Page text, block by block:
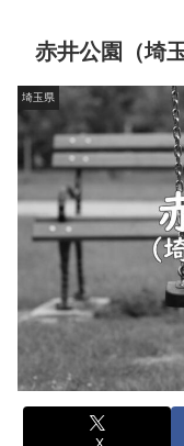
赤井公園（埼
埼玉県